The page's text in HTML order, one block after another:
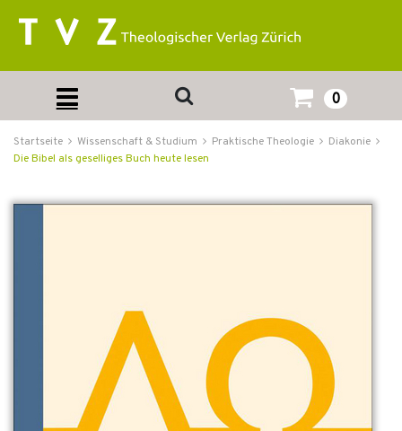
0
Startseite Wissenschaft & Studium Praktische Theologie
Diakonie
Die Bibel als geselliges Buch heute lesen